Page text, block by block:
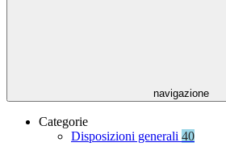
navigazione
Categorie
Disposizioni generali 40